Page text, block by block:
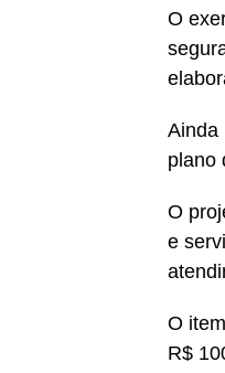
O
Ainda
plano
O
e
O
R$